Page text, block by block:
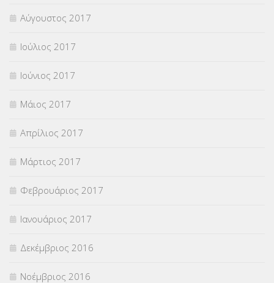
Αύγουστος 2017
Ιούλιος 2017
Ιούνιος 2017
Μάιος 2017
Απρίλιος 2017
Μάρτιος 2017
Φεβρουάριος 2017
Ιανουάριος 2017
Δεκέμβριος 2016
Νοέμβριος 2016